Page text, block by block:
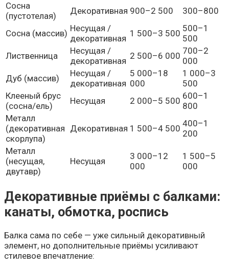
Сосна
(пустотелая)
Декоративная 900–2 500 300–800
Сосна (массив) Несущая /
декоративная 1 500–3 500 500–1
500
Лиственница
Несущая /
декоративная 2 500–6 000 700–2
000
Дуб (массив)
Несущая /
декоративная
5 000–18
000
1 000–3
500
Клееный брус
(сосна/ель)
Несущая 2 000–5 500 600–1
800
Металл
(декоративная
скорлупа)
Декоративная 1 500–4 500 400–1
200
Металл
(несущая,
двутавр)
Несущая
3 000–12
000
1 500–5
000
Декоративные приёмы с балками:
канаты, обмотка, роспись
Балка сама по себе — уже сильный декоративный
элемент, но дополнительные приёмы усиливают
стилевое впечатление: